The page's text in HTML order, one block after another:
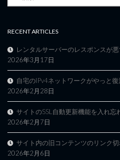
RECENT ARTICLES
レンタルサーバーのレスポンスが
2026年3月17日
自宅のIPv4ネットワークがやっと
2026年2月28日
サイトのSSL自動更新機能を入れ忘
2026年2月7日
サイト内の旧コンテンツのリンク
2026年2月6日